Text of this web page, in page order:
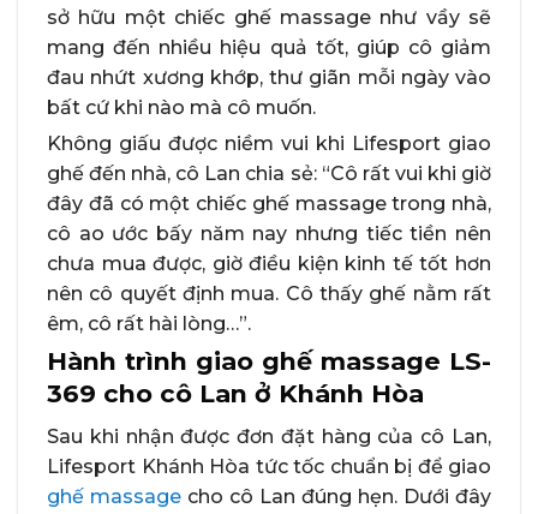
sở hữu một chiếc ghế massage như vầy sẽ
mang đến nhiều hiệu quả tốt, giúp cô giảm
đau nhứt xương khớp, thư giãn mỗi ngày vào
bất cứ khi nào mà cô muốn.
Không giấu được niềm vui khi Lifesport giao
ghế đến nhà, cô Lan chia sẻ: “Cô rất vui khi giờ
đây đã có một chiếc ghế massage trong nhà,
cô ao ước bấy năm nay nhưng tiếc tiền nên
chưa mua được, giờ điều kiện kinh tế tốt hơn
nên cô quyết định mua. Cô thấy ghế nằm rất
êm, cô rất hài lòng…”.
Hành trình giao ghế massage LS-
369 cho cô Lan ở Khánh Hòa
Sau khi nhận được đơn đặt hàng của cô Lan,
Lifesport Khánh Hòa tức tốc chuẩn bị để giao
ghế massage cho cô Lan đúng hẹn. Dưới đây